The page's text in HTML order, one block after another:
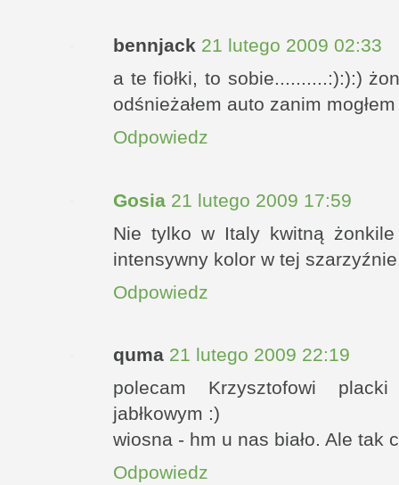
bennjack 21 lutego 2009 02:33
a te fiołki, to sobie..........:):):)
odśnieżałem auto zanim
Odpowiedz
Gosia 21 lutego 2009 17:59
Nie tylko w Italy kwitną
intensywny kolor w tej
Odpowiedz
quma 21 lutego 2009 22:19
polecam Krzysztofowi
jabłkowym :)
wiosna - hm u nas biało. Ale tak
Odpowiedz